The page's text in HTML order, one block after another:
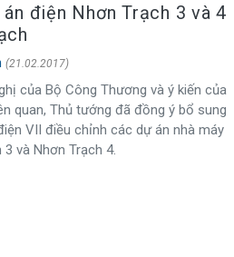
điện Nhơn Trạch 3 và 4
(21.02.2017)
của Bộ Công Thương và ý kiến của
quan, Thủ tướng đã đồng ý bổ sung
VII điều chỉnh các dự án nhà máy
và Nhơn Trạch 4.